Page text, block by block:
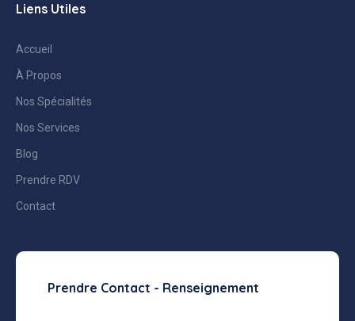
Liens Utiles
Accueil
À Propos
Nos Spécialités
Nos Services
Blog
Prendre RDV
Contact
Prendre Contact - Renseignement